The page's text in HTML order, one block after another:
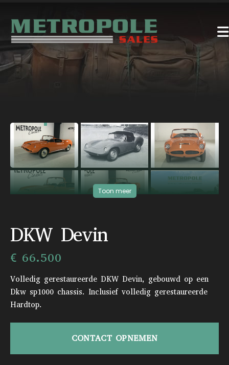
‹ ›
Toon meer
DKW Devin
€ 66.500
Volledig gerestaureerde DKW Devin, gebouwd op een
Dkw sp1000 chassis. Inclusief volledig gerestaureerde
Hardtop.
CONTACT OPNEMEN